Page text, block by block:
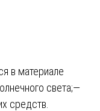
в материале
света;—
средств.